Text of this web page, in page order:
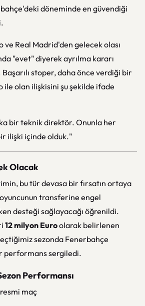
döneminde en güvendiği
ve Real Madrid'den gelecek olası
"evet" diyerek ayrılma kararı
stoper, daha önce verdiği bir
olan ilişkisini şu şekilde ifade
bir teknik direktör. Onunla her
ilişki içinde olduk."
Olacak
bu tür devasa bir fırsatın ortaya
transferine engel
desteği sağlayacağı öğrenildi.
12 milyon Euroolarak belirlenen
sezonda Fenerbahçe
performans sergiledi.
Performansı
maç